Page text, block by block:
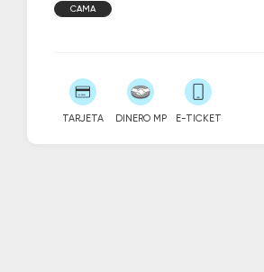
CAMA
TARJETA DINERO MP E-TICKET